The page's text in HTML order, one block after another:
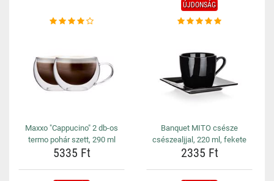
Maxxo "Cappucino" 2 db-os
termo pohár szett, 290 ml
5335 Ft
ÚJDONSÁG
Banquet MITO csésze
csészealjjal, 220 ml, fekete
2335 Ft